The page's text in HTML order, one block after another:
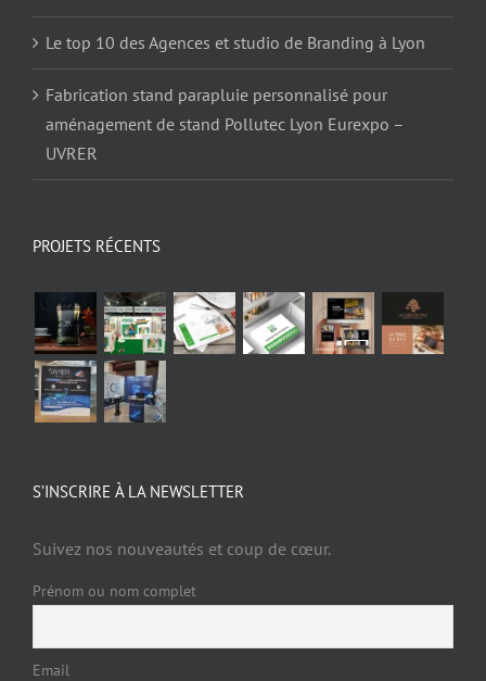
Le top 10 des Agences et studio de Branding à Lyon
Fabrication stand parapluie personnalisé pour
aménagement de stand Pollutec Lyon Eurexpo –
UVRER
PROJETS RÉCENTS
S’INSCRIRE À LA NEWSLETTER
Suivez nos nouveautés et coup de cœur.
Prénom ou nom complet
Email